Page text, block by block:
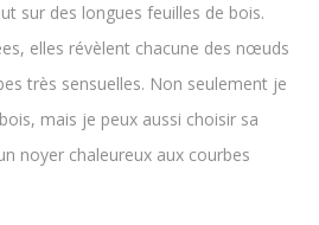
sur des longues feuilles de bois.
elles révèlent chacune des nœuds
très sensuelles. Non seulement je
mais je peux aussi choisir sa
noyer chaleureux aux courbes